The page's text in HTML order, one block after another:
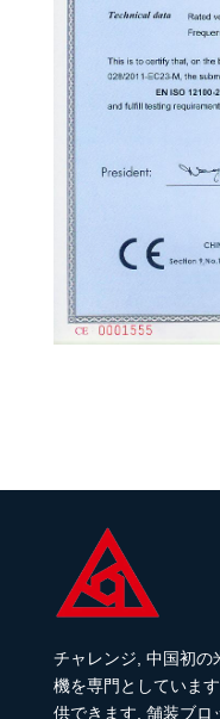
チャレンジ, 中国初の
機を専門としていま
供できます, 舗装ブロ